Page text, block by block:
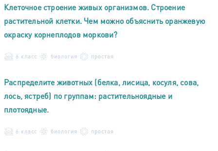
Клеточное строение живых организмов. Строение
растительной клетки. Чем можно объяснить оранжевую
окраску корнеплодов моркови?
6 класс биология простая
Распределите животных (белка, лисица, косуля, сова,
лось, ястреб) по группам: растительноядные и
плотоядные.
6 класс биология простая